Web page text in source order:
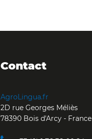
Contact
AgroLingua.fr
2D rue Georges Méliès
78390 Bois d'Arcy - France